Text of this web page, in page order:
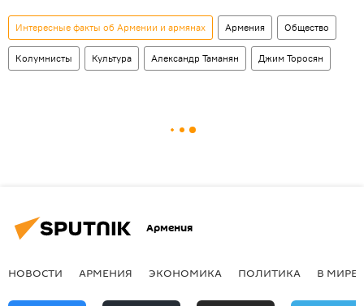
Интересные факты об Армении и армянах Армения Общество
Колумнисты Культура Александр Таманян Джим Торосян
Армения
НОВОСТИ АРМЕНИЯ ЭКОНОМИКА ПОЛИТИКА В МИРЕ